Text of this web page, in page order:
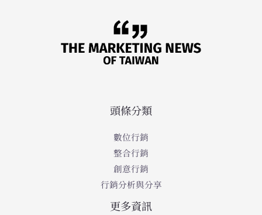
頭條分類
數位行銷
整合行銷
創意行銷
行銷分析與分享
更多資訊